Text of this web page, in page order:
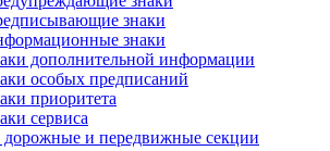
знаки
знаки
дополнительной информации
особых предписаний
приоритета
сервиса
дорожные и передвижные секции